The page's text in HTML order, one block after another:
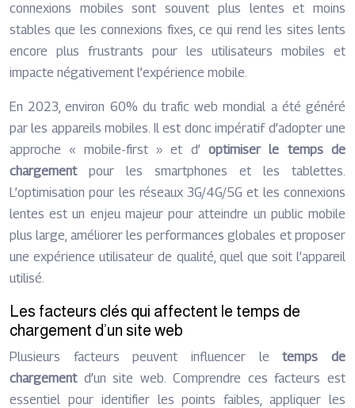
connexions mobiles sont souvent plus lentes et moins
stables que les connexions fixes, ce qui rend les sites lents
encore plus frustrants pour les utilisateurs mobiles et
impacte négativement l’expérience mobile.
En 2023, environ 60% du trafic web mondial a été généré
par les appareils mobiles. Il est donc impératif d’adopter une
approche « mobile-first » et d’ optimiser le temps de
chargement pour les smartphones et les tablettes.
L’optimisation pour les réseaux 3G/4G/5G et les connexions
lentes est un enjeu majeur pour atteindre un public mobile
plus large, améliorer les performances globales et proposer
une expérience utilisateur de qualité, quel que soit l’appareil
utilisé.
Les facteurs clés qui affectent le temps de
chargement d’un site web
Plusieurs facteurs peuvent influencer letemps de
chargement d’un site web. Comprendre ces facteurs est
essentiel pour identifier les points faibles, appliquer les